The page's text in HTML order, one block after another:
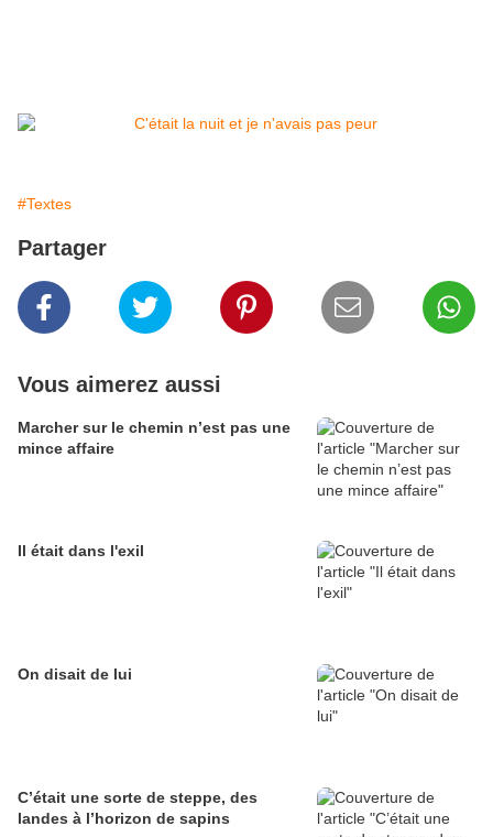
#Textes
Partager
Vous aimerez aussi
Marcher sur le chemin n’est pas une
mince affaire
Il était dans l'exil
On disait de lui
C’était une sorte de steppe, des
landes à l’horizon de sapins